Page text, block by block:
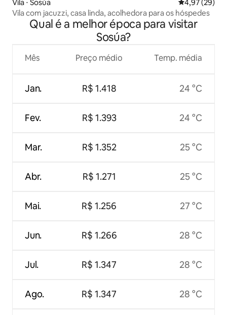
Vila ⋅ Sosúa 4,97 de uma
4,97 (29)
Vila com jacuzzi, casa linda, acolhedora para os hóspedes
Qual é a melhor época para visitar
Sosúa?
Mês
Jan.
Fev.
Mar.
Abr.
Mai.
Jun.
Jul.
Ago.
Preço médio
R$ 1.418
R$ 1.393
R$ 1.352
R$ 1.271
R$ 1.256
R$ 1.266
R$ 1.347
R$ 1.347
Temp. média
24 °C
24 °C
25 °C
25 °C
27 °C
28 °C
28 °C
28 °C